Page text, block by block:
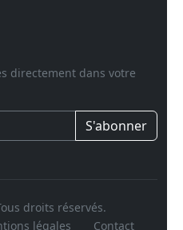
directement dans votre
S'abonner
droits réservés.
légales Contact